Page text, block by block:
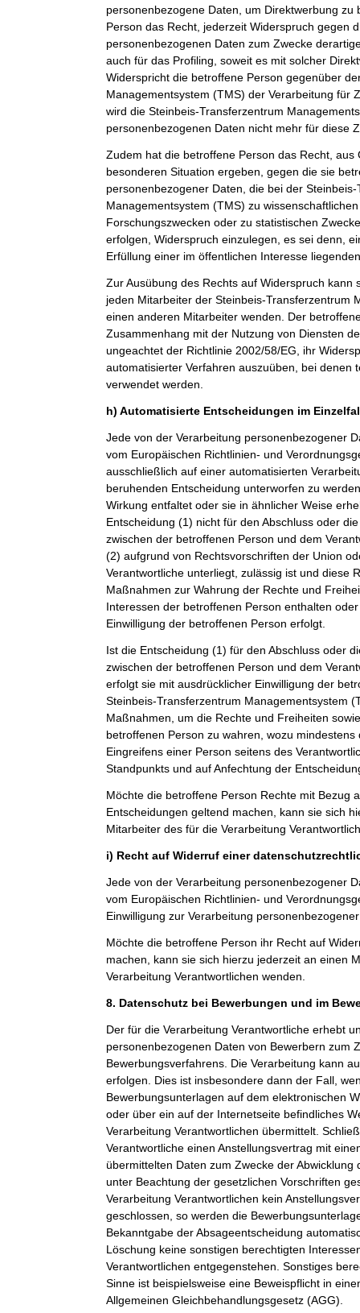
personenbezogene Daten, um Direktwerbung
Person das Recht, jederzeit Widerspruch gegen
personenbezogenen Daten zum Zwecke
auch für das Profiling, soweit es mit solcher
Widerspricht die betroffene Person gegenüber
Managementsystem (TMS) der Verarbeitung für
wird die Steinbeis-Transferzentrum
personenbezogenen Daten nicht mehr für diese
Zudem hat die betroffene Person das Recht, aus
besonderen Situation ergeben, gegen die sie
personenbezogener Daten, die bei der
Managementsystem (TMS) zu
Forschungszwecken oder zu statistischen
erfolgen, Widerspruch einzulegen, es sei denn,
Erfüllung einer im öffentlichen Interesse
Zur Ausübung des Rechts auf Widerspruch kann
jeden Mitarbeiter der Steinbeis-Transferzentrum
einen anderen Mitarbeiter wenden. Der
Zusammenhang mit der Nutzung von Diensten
ungeachtet der Richtlinie 2002/58/EG, ihr
automatisierter Verfahren auszuüben, bei denen
verwendet werden.
h) Automatisierte Entscheidungen im
Jede von der Verarbeitung personenbezogener
vom Europäischen Richtlinien- und
ausschließlich auf einer automatisierten
beruhenden Entscheidung unterworfen zu
Wirkung entfaltet oder sie in ähnlicher Weise
Entscheidung (1) nicht für den Abschluss oder
zwischen der betroffenen Person und dem
(2) aufgrund von Rechtsvorschriften der Union
Verantwortliche unterliegt, zulässig ist und diese
Maßnahmen zur Wahrung der Rechte und
Interessen der betroffenen Person enthalten
Einwilligung der betroffenen Person erfolgt.
Ist die Entscheidung (1) für den Abschluss oder
zwischen der betroffenen Person und dem
erfolgt sie mit ausdrücklicher Einwilligung der
Steinbeis-Transferzentrum Managementsystem
Maßnahmen, um die Rechte und Freiheiten
betroffenen Person zu wahren, wozu
Eingreifens einer Person seitens des
Standpunkts und auf Anfechtung der
Möchte die betroffene Person Rechte mit Bezug
Entscheidungen geltend machen, kann sie sich
Mitarbeiter des für die Verarbeitung
i) Recht auf Widerruf einer
Jede von der Verarbeitung personenbezogener
vom Europäischen Richtlinien- und
Einwilligung zur Verarbeitung
Möchte die betroffene Person ihr Recht auf
machen, kann sie sich hierzu jederzeit an einen
Verarbeitung Verantwortlichen wenden.
8. Datenschutz bei Bewerbungen und im
Der für die Verarbeitung Verantwortliche erhebt
personenbezogenen Daten von Bewerbern zum
Bewerbungsverfahrens. Die Verarbeitung kann
erfolgen. Dies ist insbesondere dann der Fall,
Bewerbungsunterlagen auf dem elektronischen
oder über ein auf der Internetseite befindliches
Verarbeitung Verantwortlichen übermittelt.
Verantwortliche einen Anstellungsvertrag mit
übermittelten Daten zum Zwecke der Abwicklung
unter Beachtung der gesetzlichen Vorschriften
Verarbeitung Verantwortlichen kein
geschlossen, so werden die
Bekanntgabe der Absageentscheidung
Löschung keine sonstigen berechtigten
Verantwortlichen entgegenstehen. Sonstiges
Sinne ist beispielsweise eine Beweispflicht in
Allgemeinen Gleichbehandlungsgesetz (AGG).